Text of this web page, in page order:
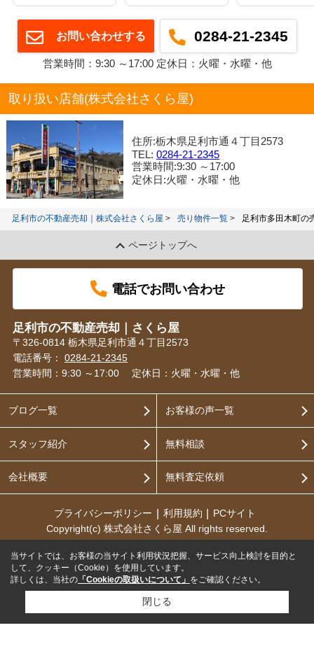
お問い合わせする 0284-21-2345
営業時間：9:30 ～17:00 定休日：火曜・水曜・他
取り扱い店舗(株式会社さくら屋)
住所:栃木県足利市通４丁目2573
TEL:0284-21-2345
営業時間:9:30 ～17:00
定休日:火曜・水曜・他
足利市の不動産売却｜株式会社さくら屋 売り物件一覧 足利市多田木町の
ページトップへ
電話でお問い合わせ
足利市の不動産売却｜さくら屋
〒326-0814 栃木県足利市通４丁目2573
電話番号： 0284-21-2345
営業時間：9:30 ～17:00
定休日：火曜・水曜・他
ブログ一覧
スタッフ紹介
会社概要
お客様の声一覧
無料相談
無料査定依頼
プライバシーポリシー 利用規約
PCサイト
Copyright(c) 株式会社さくら屋 All rights reserved.
当サイトでは、お客様の当サイト利用状況把握、サービス向上検討を目的と
して、クッキー（Cookie）を使用しています。
詳しくは、当社の 「Cookieの取扱いについて」 をご確認ください。
閉じる